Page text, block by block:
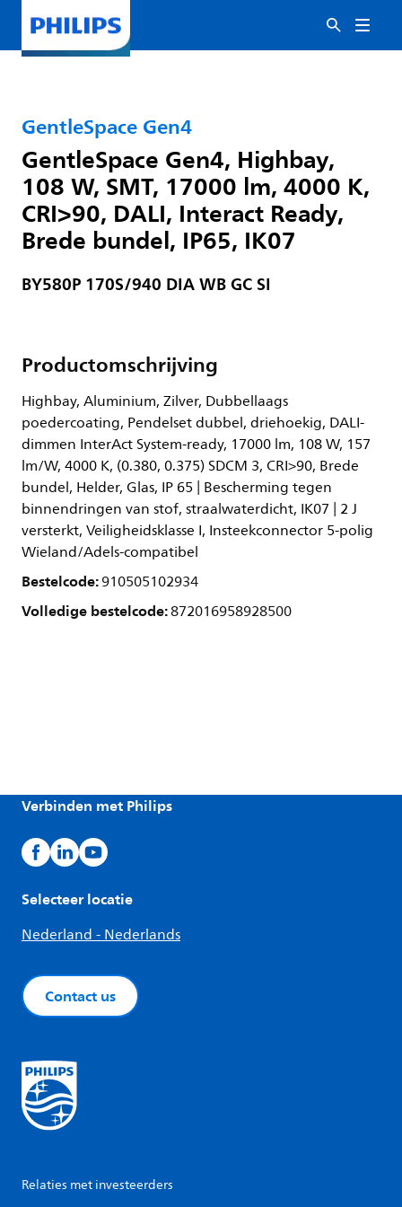
GentleSpace Gen4
GentleSpace Gen4, Highbay,
108 W, SMT, 17000 lm, 4000 K,
CRI>90, DALI, Interact Ready,
Brede bundel, IP65, IK07
BY580P 170S/940 DIA WB GC SI
Productomschrijving
Highbay, Aluminium, Zilver, Dubbellaags
poedercoating, Pendelset dubbel, driehoekig, DALI-
dimmen InterAct System-ready, 17000 lm, 108 W, 157
lm/W, 4000 K, (0.380, 0.375) SDCM 3, CRI>90, Brede
bundel, Helder, Glas, IP 65 | Bescherming tegen
binnendringen van stof, straalwaterdicht, IK07 | 2 J
versterkt, Veiligheidsklasse I, Insteekconnector 5-polig
Wieland/Adels-compatibel
Bestelcode:910505102934
Volledige bestelcode:872016958928500
Verbinden met Philips
Selecteer locatie
Nederland - Nederlands
Contact us
Relaties met investeerders